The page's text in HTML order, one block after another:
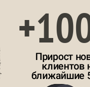
Прирост
клиентов
ближайшие